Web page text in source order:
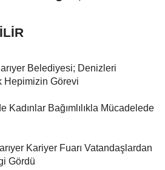
Denizleri